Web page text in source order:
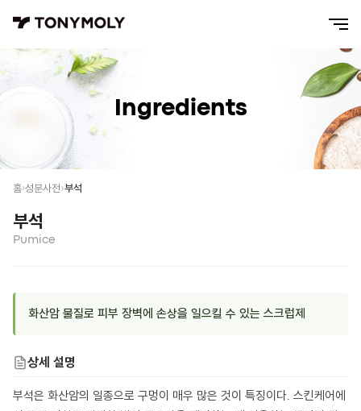
Ingredients
홈 성분사전 부석
부석
Pumice
화산암 물질로 피부 장벽에 손상을 일으킬 수 있는 스크럽제
상세 설명
부석은 화산암의 일종으로 구멍이 매우 많은 것이 특징이다. 스킨케어에